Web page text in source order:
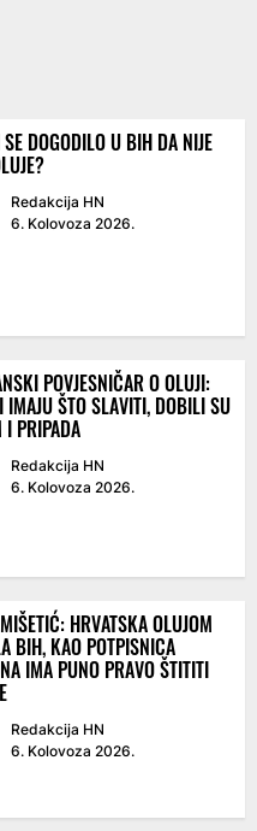
DOGODILO U BIH DA NIJE
Redakcija HN
6. Kolovoza 2026.
POVJESNIČAR O OLUJI:
IMAJU ŠTO SLAVITI, DOBILI SU
I PRIPADA
Redakcija HN
6. Kolovoza 2026.
HRVATSKA OLUJOM
BIH, KAO POTPISNICA
IMA PUNO PRAVO ŠTITITI
Redakcija HN
6. Kolovoza 2026.